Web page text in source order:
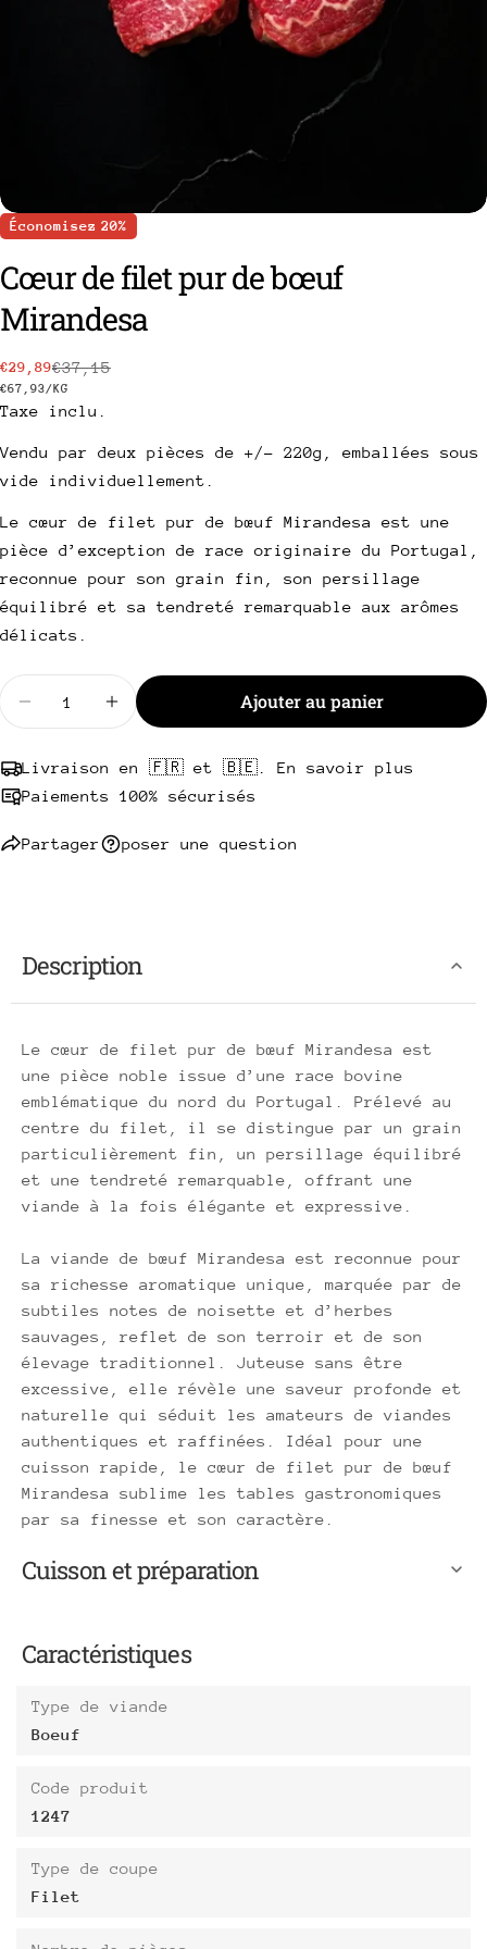
Économisez 20%
Cœur de filet pur de bœuf
Mirandesa
Prix
de
€29,89
Prix
habituel
€37,15
PRIX
UNITAIRE
€67,93/PAR
KG
Taxe inclu.
Vendu par deux pièces de +/- 220g, emballées sous
vide individuellement.
Le cœur de filet pur de bœuf Mirandesa est une
pièce d’exception de race originaire du Portugal,
reconnue pour son grain fin, son persillage
équilibré et sa tendreté remarquable aux arômes
délicats.
Diminuer la quantité pour Cœur de filet pur de
Augmenter la quantité pour Cœur de
Ajouter au panier
Livraison en 🇫🇷 et 🇧🇪. En savoir plus
Paiements 100% sécurisés
Partager
Partager
Copie
Partager
sur
Partager
sur
Épingler
sur
poser une question
nom
Votre
email
téléphone
message
Les champs marqués * sont obligatoires.
Envoyer une question
Description
Le cœur de filet pur de bœuf Mirandesa est
une pièce noble issue d’une race bovine
emblématique du nord du Portugal. Prélevé au
centre du filet, il se distingue par un grain
particulièrement fin, un persillage équilibré
et une tendreté remarquable, offrant une
viande à la fois élégante et expressive.
La viande de bœuf Mirandesa est reconnue pour
sa richesse aromatique unique, marquée par de
subtiles notes de noisette et d’herbes
sauvages, reflet de son terroir et de son
élevage traditionnel. Juteuse sans être
excessive, elle révèle une saveur profonde et
naturelle qui séduit les amateurs de viandes
authentiques et raffinées. Idéal pour une
cuisson rapide, le cœur de filet pur de bœuf
Mirandesa sublime les tables gastronomiques
par sa finesse et son caractère.
Cuisson et préparation
Caractéristiques
Type de viande
Boeuf
Code produit
1247
Type de coupe
Filet